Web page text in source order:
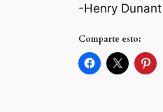
-Henry Dunant
Comparte esto: